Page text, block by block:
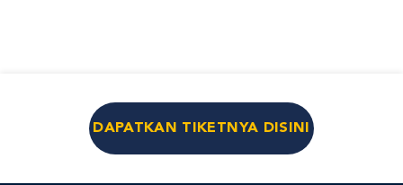
DAPATKAN TIKETNYA DISINI